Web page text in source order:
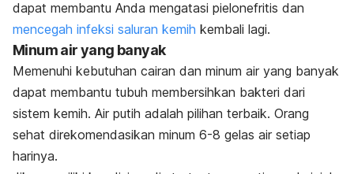
dapat membantu Anda mengatasi pielonefritis dan
mencegah infeksi saluran kemih kembali lagi.
Minum air yang banyak
Memenuhi kebutuhan cairan dan minum air yang banyak
dapat membantu tubuh membersihkan bakteri dari
sistem kemih. Air putih adalah pilihan terbaik. Orang
sehat direkomendasikan minum 6-8 gelas air setiap
harinya.